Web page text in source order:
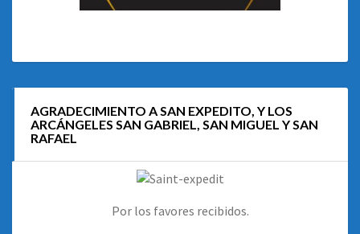
AGRADECIMIENTO A SAN EXPEDITO, Y LOS
ARCÁNGELES SAN GABRIEL, SAN MIGUEL Y SAN
RAFAEL
Por los favores recibidos.